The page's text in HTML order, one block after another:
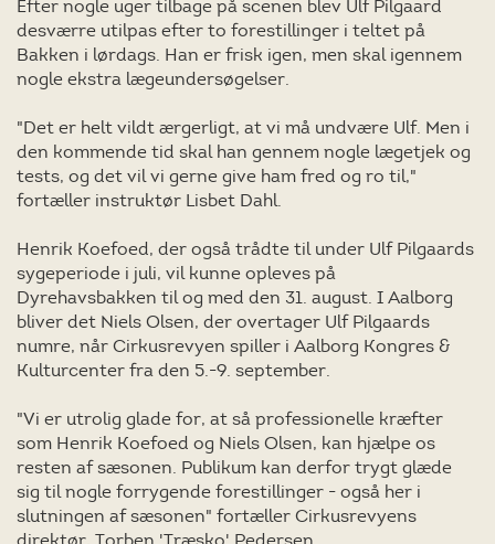
Efter nogle uger tilbage på scenen blev Ulf Pilgaard
desværre utilpas efter to forestillinger i teltet på
Bakken i lørdags. Han er frisk igen, men skal igennem
nogle ekstra lægeundersøgelser.
"Det er helt vildt ærgerligt, at vi må undvære Ulf. Men i
den kommende tid skal han gennem nogle lægetjek og
tests, og det vil vi gerne give ham fred og ro til,"
fortæller instruktør Lisbet Dahl.
Henrik Koefoed, der også trådte til under Ulf Pilgaards
sygeperiode i juli, vil kunne opleves på
Dyrehavsbakken til og med den 31. august. I Aalborg
bliver det Niels Olsen, der overtager Ulf Pilgaards
numre, når Cirkusrevyen spiller i Aalborg Kongres &
Kulturcenter fra den 5.-9. september.
"Vi er utrolig glade for, at så professionelle kræfter
som Henrik Koefoed og Niels Olsen, kan hjælpe os
resten af sæsonen. Publikum kan derfor trygt glæde
sig til nogle forrygende forestillinger - også her i
slutningen af sæsonen" fortæller Cirkusrevyens